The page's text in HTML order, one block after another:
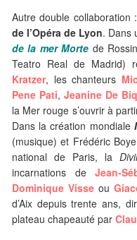
Autre double collaboration
de l’Opéra de Lyon. Dans
de la mer Morte de
Teatro Real de Madrid)
Kratzer, les chanteurs
Pene Pati, Jeanine De
la Mer rouge s’ouvrir à
Dans la création mondiale
(musique) et Frédéric
national de Paris, la
incarnations deJean-
Dominique Visse ou
d’Aix depuis trente ans,
plateau chapeauté par